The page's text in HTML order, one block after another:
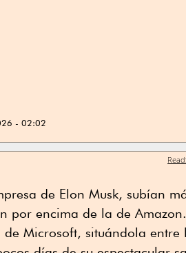
- 02:02
de Elon Musk, subían
por encima de la de
Microsoft, situándola entre